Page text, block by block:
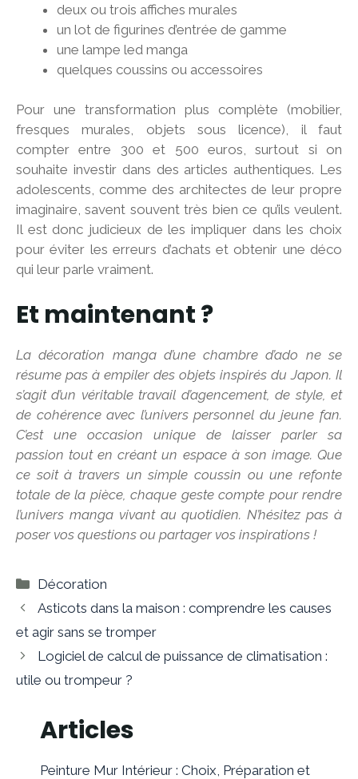
deux ou trois affiches murales
un lot de figurines d’entrée de gamme
une lampe led manga
quelques coussins ou accessoires
Pour une transformation plus complète (mobilier,
fresques murales, objets sous licence), il faut
compter entre 300 et 500 euros, surtout si on
souhaite investir dans des articles authentiques. Les
adolescents, comme des architectes de leur propre
imaginaire, savent souvent très bien ce qu’ils veulent.
Il est donc judicieux de les impliquer dans les choix
pour éviter les erreurs d’achats et obtenir une déco
qui leur parle vraiment.
Et maintenant ?
La décoration manga d’une chambre d’ado ne se
résume pas à empiler des objets inspirés du Japon. Il
s’agit d’un véritable travail d’agencement, de style, et
de cohérence avec l’univers personnel du jeune fan.
C’est une occasion unique de laisser parler sa
passion tout en créant un espace à son image. Que
ce soit à travers un simple coussin ou une refonte
totale de la pièce, chaque geste compte pour rendre
l’univers manga vivant au quotidien. N’hésitez pas à
poser vos questions ou partager vos inspirations !
Catégories
Décoration
Asticots dans la maison : comprendre les causes
et agir sans se tromper
Logiciel de calcul de puissance de climatisation :
utile ou trompeur ?
Articles
Peinture Mur Intérieur : Choix, Préparation et